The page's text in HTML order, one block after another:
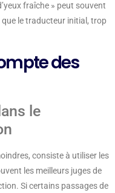
fraîche » peut souvent
le traducteur initial, trop
des
le
consiste à utiliser les
les meilleurs juges de
Si certains passages de